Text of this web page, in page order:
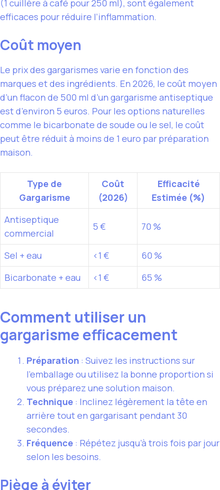
(1 cuillère à café pour 250 ml), sont également
efficaces pour réduire l’inflammation.
Coût moyen
Le prix des gargarismes varie en fonction des
marques et des ingrédients. En 2026, le coût moyen
d’un flacon de 500 ml d’un gargarisme antiseptique
est d’environ 5 euros. Pour les options naturelles
comme le bicarbonate de soude ou le sel, le coût
peut être réduit à moins de 1 euro par préparation
maison.
Type de
Gargarisme
Coût
(2026)
Efficacité
Estimée (%)
Antiseptique
commercial
5 € 70 %
Sel + eau <1 €
60 %
Bicarbonate + eau
<1 € 65 %
Comment utiliser un
gargarisme efficacement
Préparation : Suivez les instructions sur
l’emballage ou utilisez la bonne proportion si
vous préparez une solution maison.
Technique : Inclinez légèrement la tête en
arrière tout en gargarisant pendant 30
secondes.
Fréquence : Répétez jusqu’à trois fois par jour
selon les besoins.
Piège à éviter